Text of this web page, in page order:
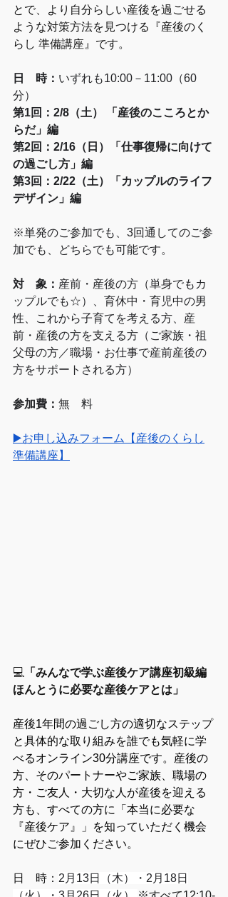
とで、より自分らしい産後を過ごせる
ような対策方法を見つける『産後のく
らし 準備講座』です。
日　時： いずれも10:00－11:00（60
分）
第1回：2/8（土） 「産後のこころとか
らだ」編
第2回：2/16（日）「仕事復帰に向けて
の過ごし方」編
第3回：2/22（土）「カップルのライフ
デザイン」編
※単発のご参加でも、3回通してのご参
加でも、どちらでも可能です。
対　象： 産前・産後の方（単身でもカ
ップルでも☆）、育休中・育児中の男
性、これから子育てを考える方、産
前・産後の方を支える方（ご家族・祖
父母の方／職場・お仕事で産前産後の
方をサポートされる方）
参加費： 無　料
▶️お申し込みフォーム【産後のくらし
準備講座】
💻
「みんなで学ぶ産後ケア講座初級編
ほんとうに必要な産後ケアとは」
産後1年間の過ごし方の適切なステップ
と具体的な取り組みを誰でも気軽に学
べるオンライン30分講座です。産後の
方、そのパートナーやご家族、職場の
方・ご友人・大切な人が産後を迎える
方も、すべての方に「本当に必要な
『産後ケア』」を知っていただく機会
にぜひご参加ください。
日　時： 2月13日（木）・2月18日